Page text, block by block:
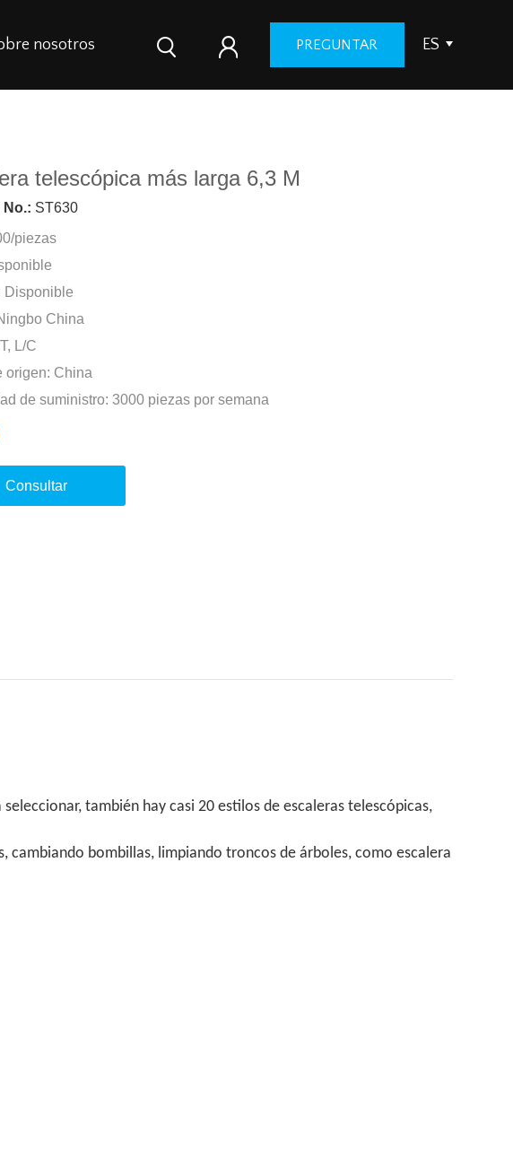
nosotros PREGUNTAR ES
telescópica más larga 6,3 M
ST630
piezas
Disponible
China
L/C
origen: China
de suministro: 3000 piezas por semana
Consultar
también hay casi 20 estilos de escaleras telescópicas,
cambiando bombillas, limpiando troncos de árboles, como escalera